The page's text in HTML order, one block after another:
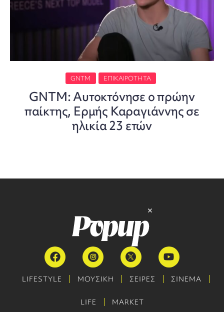
GNTM ΕΠΙΚΑΙΡΌΤΗΤΑ
GNTM: Αυτοκτόνησε ο πρώην
παίκτης, Ερμής Καραγιάννης σε
ηλικία 23 ετών
LIFESTYLE ΜΟΥΣΙΚΗ ΣΕΙΡΕΣ ΣΙΝΕΜΑ
LIFE MARKET